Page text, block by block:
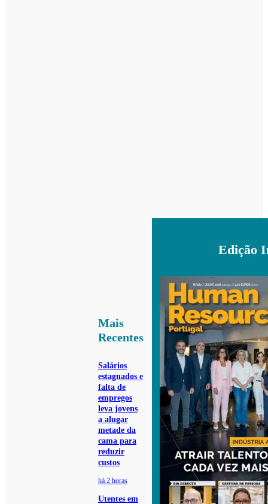
Mais
Recentes
Salários
estagnados e
falta de
empregos
leva jovens
a alugar
metade da
cama para
reduzir
custos
há 2 horas
Utentes em
Edição